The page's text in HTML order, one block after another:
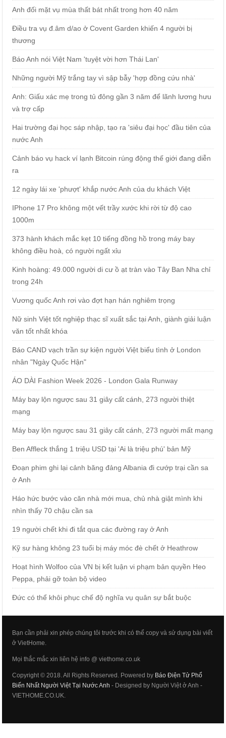
Anh đối mặt vụ mùa thất bát nhất trong hơn 40 năm
Điều tra vụ đ.âm d/ao ở Covent Garden khiến 4 người bị
thương
Báo Anh nói Việt Nam 'tuyệt vời hơn Thái Lan'
Những người Mỹ trắng tay vì sập bẫy 'hợp đồng cứu nhà'
Anh: Giấu xác mẹ trong tủ đông gần 3 năm để lãnh lương hưu
và trợ cấp
Hai trường đại học sáp nhập, tạo ra 'siêu đại học' đầu tiên của
nước Anh
Cảnh báo vụ hack ví lạnh Bitcoin rúng động thế giới đang diễn
ra
12 ngày lái xe 'phượt' khắp nước Anh của du khách Việt
IPhone 17 Pro không một vết trầy xước khi rời từ độ cao
1000m
373 hành khách mắc kẹt 10 tiếng đồng hồ trong máy bay
không điều hoà, có người ngất xỉu
Kinh hoàng: 49.000 người di cư ồ ạt tràn vào Tây Ban Nha chỉ
trong 24h
Vương quốc Anh rơi vào đợt hạn hán nghiêm trọng
Nữ sinh Việt tốt nghiệp thạc sĩ xuất sắc tại Anh, giành giải luận
văn tốt nhất khóa
Báo CAND vạch trần sự kiện người Việt biểu tình ở London
nhân "Ngày Quốc Hận"
ÁO DÀI Fashion Week 2026 - London Gala Runway
Máy bay lộn ngược sau 31 giây cất cánh, 273 người thiệt
mạng
Máy bay lộn ngược sau 31 giây cất cánh, 273 người mất mạng
Ben Affleck thắng 1 triệu USD tại 'Ai là triệu phú' bản Mỹ
Đoạn phim ghi lại cảnh băng đảng Albania đi cướp trại cần sa
ở Anh
Háo hức bước vào căn nhà mới mua, chủ nhà giật mình khi
nhìn thấy 70 chậu cần sa
19 người chết khi đi tắt qua các đường ray ở Anh
Kỹ sư hàng không 23 tuổi bị máy móc đè chết ở Heathrow
Hoạt hình Wolfoo của VN bị kết luận vi phạm bản quyền Heo
Peppa, phải gỡ toàn bộ video
Đức có thể khôi phục chế độ nghĩa vụ quân sự bắt buộc
Bạn cần phải xin phép chúng tôi trước khi có thể copy và sử dụng bài viết
ở VietHome.
Mọi thắc mắc xin liên hệ info @ viethome.co.uk
Copyright © 2018. All Rights Reserved. Powered by Báo Điện Tử Phổ
Biến Nhất Người Việt Tại Nước Anh - Designed by Người Việt ở Anh -
VIETHOME.CO.UK.